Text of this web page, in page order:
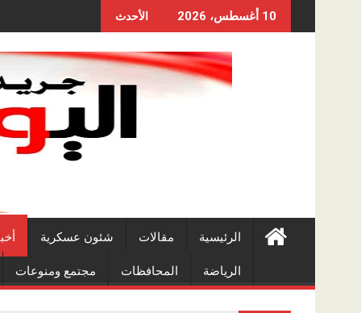
to
10 أغسطس، 2026 الأحدث
الرئيسية مقالات شئون عسكرية
الرياضة المحافظات مجتمع ومنوعات